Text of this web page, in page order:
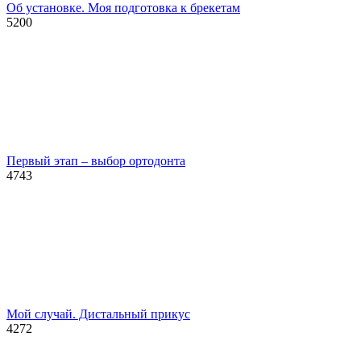
Об установке. Моя подготовка к брекетам
5200
Первый этап – выбор ортодонта
4743
Мой случай. Дистальный прикус
4272